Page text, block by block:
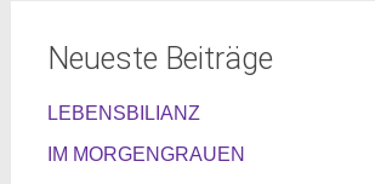
Neueste Beiträge
LEBENSBILIANZ
IM MORGENGRAUEN